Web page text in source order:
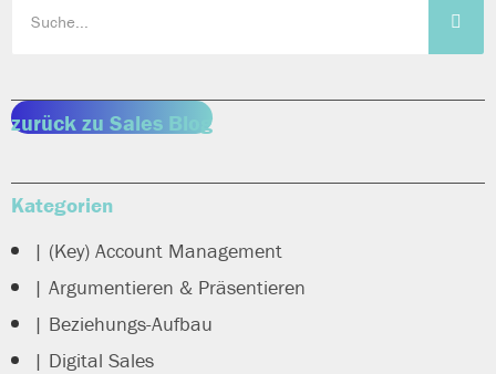
zurück zu Sales Blog
Kategorien
| (Key) Account Management
| Argumentieren & Präsentieren
| Beziehungs-Aufbau
| Digital Sales